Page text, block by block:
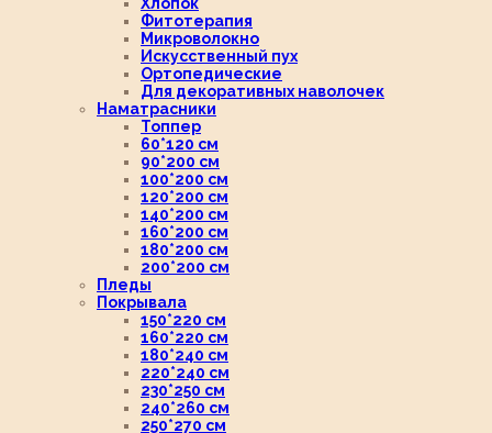
Фитотерапия
Микроволокно
Искусственный пух
Ортопедические
Для декоративных наволочек
Наматрасники
Топпер
60*120 см
90*200 см
100*200 см
120*200 см
140*200 см
160*200 см
180*200 см
200*200 см
Пледы
Покрывала
150*220 см
160*220 см
180*240 см
220*240 см
230*250 см
240*260 см
250*270 см